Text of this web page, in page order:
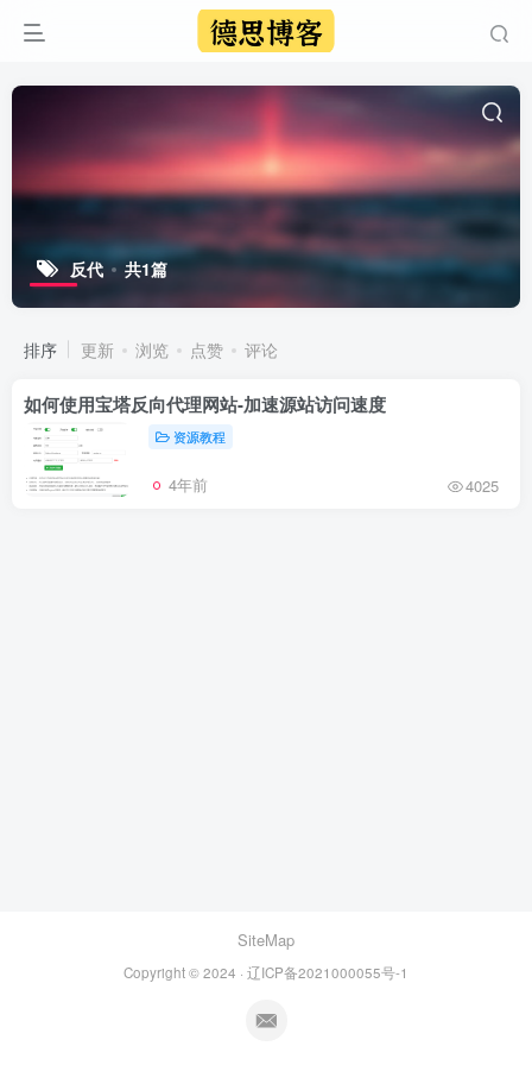
反代 共1篇
排序 更新 浏览 点赞 评论
如何使用宝塔反向代理网站-加速源站访问速度
资源教程
4年前 4025
SiteMap
Copyright © 2024 · 辽ICP备2021000055号-1